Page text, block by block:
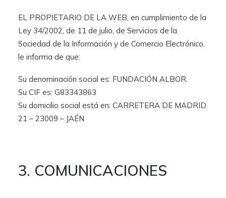
EL PROPIETARIO DE LA WEB, en cumplimiento de la
Ley 34/2002, de 11 de julio, de Servicios de la
Sociedad de la Información y de Comercio Electrónico,
le informa de que:
Su denominación social es: FUNDACIÓN ALBOR.
Su CIF es: G83343863
Su domicilio social está en: CARRETERA DE MADRID
21 – 23009 – JAÉN
3. COMUNICACIONES